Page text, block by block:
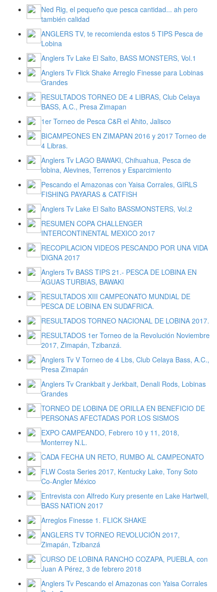
Ned Rig, el pequeño que pesca cantidad... ah pero
también calidad
ANGLERS TV, te recomienda estos 5 TIPS Pesca de
Lobina
Anglers Tv Lake El Salto, BASS MONSTERS, Vol.1
Anglers Tv Flick Shake Arreglo Finesse para Lobinas
Grandes
RESULTADOS TORNEO DE 4 LIBRAS, Club Celaya
BASS, A.C., Presa Zimapan
1er Torneo de Pesca C&R el Ahito, Jalisco
BICAMPEONES EN ZIMAPAN 2016 y 2017 Torneo de
4 Libras.
Anglers Tv LAGO BAWAKI, Chihuahua, Pesca de
lobina, Alevines, Terrenos y Esparcimiento
Pescando el Amazonas con Yaisa Corrales, GIRLS
FISHING PAYARAS & CATFISH
Anglers Tv Lake El Salto BASSMONSTERS, Vol.2
RESUMEN COPA CHALLENGER
INTERCONTINENTAL MEXICO 2017
RECOPILACION VIDEOS PESCANDO POR UNA VIDA
DIGNA 2017
Anglers Tv BASS TIPS 21.- PESCA DE LOBINA EN
AGUAS TURBIAS, BAWAKI
RESULTADOS XIII CAMPEONATO MUNDIAL DE
PESCA DE LOBINA EN SUDAFRICA.
RESULTADOS TORNEO NACIONAL DE LOBINA 2017.
RESULTADOS 1er Torneo de la Revolución Noviembre
2017, Zimapán, Tzibanzá.
Anglers Tv V Torneo de 4 Lbs, Club Celaya Bass, A.C.,
Presa Zimapán
Anglers Tv Crankbait y Jerkbait, Denali Rods, Lobinas
Grandes
TORNEO DE LOBINA DE ORILLA EN BENEFICIO DE
PERSONAS AFECTADAS POR LOS SISMOS
EXPO CAMPEANDO, Febrero 10 y 11, 2018,
Monterrey N.L.
CADA FECHA UN RETO, RUMBO AL CAMPEONATO
FLW Costa Series 2017, Kentucky Lake, Tony Soto
Co-Angler México
Entrevista con Alfredo Kury presente en Lake Hartwell,
BASS NATION 2017
Arreglos Finesse 1. FLICK SHAKE
ANGLERS TV TORNEO REVOLUCIÓN 2017,
Zimapán, Tzibanzá
CURSO DE LOBINA RANCHO COZAPA, PUEBLA, con
Juan A Pérez, 3 de febrero 2018
Anglers Tv Pescando el Amazonas con Yaisa Corrales